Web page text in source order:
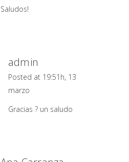
Saludos!
admin
Posted at 19:51h, 13
marzo
Gracias ? un saludo